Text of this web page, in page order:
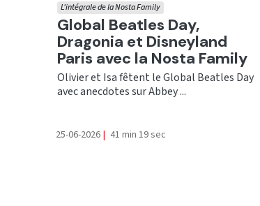
Ecouter
Global Beatles Day,
Dragonia et Disneyland
Paris avec la Nosta Family
L'intégrale de la Nosta Family
Olivier et Isa fêtent le Global Beatles Day
avec anecdotes sur Abbey ...
25-06-2026 | 41 min 19 sec